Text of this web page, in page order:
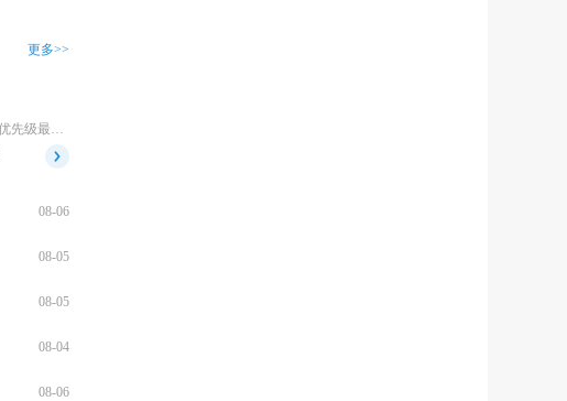
更多>>
08-06
08-05
08-05
08-04
08-06